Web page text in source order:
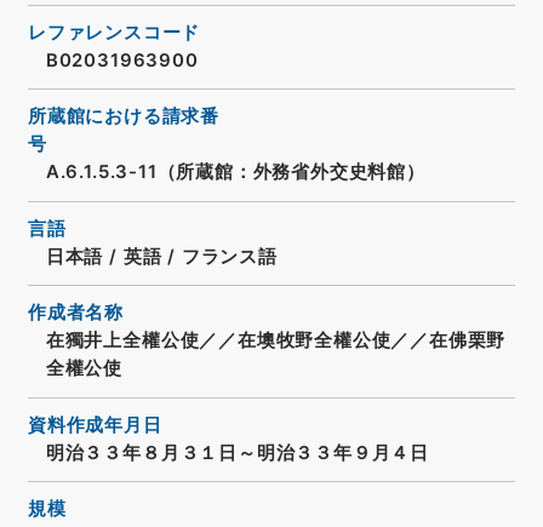
レファレンスコード
B02031963900
所蔵館における請求番
号
A.6.1.5.3-11（所蔵館：外務省外交史料館）
言語
日本語 / 英語 / フランス語
作成者名称
在獨井上全權公使／／在墺牧野全權公使／／在佛栗野
全權公使
資料作成年月日
明治３３年８月３１日～明治３３年９月４日
規模